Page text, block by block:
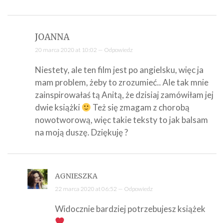
JOANNA
20 marca 2020 at 10:02 — Odpowiedz
Niestety, ale ten film jest po angielsku, więc ja
mam problem, żeby to zrozumieć.. Ale tak mnie
zainspirowałaś tą Anitą, że dzisiaj zamówiłam jej
dwie książki
Też się zmagam z chorobą
nowotworową, więc takie teksty to jak balsam
na moją duszę. Dziękuję ?
AGNIESZKA
22 marca 2020 at 06:52 — Odpowiedz
Widocznie bardziej potrzebujesz książek